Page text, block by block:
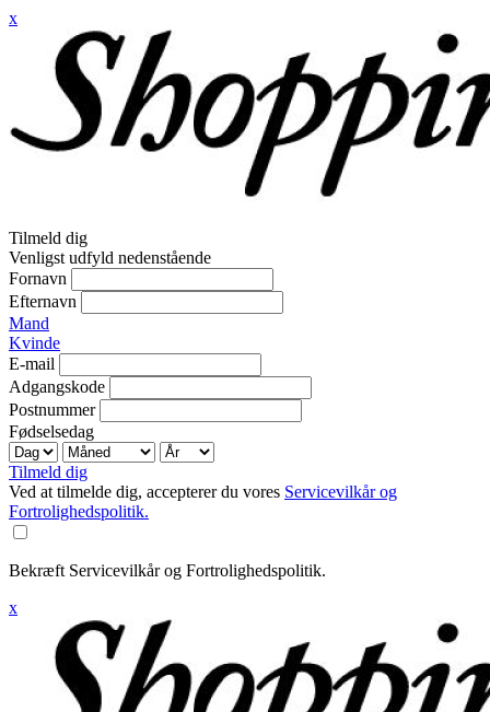
x
Tilmeld dig
Venligst udfyld nedenstående
Fornavn
Efternavn
Mand
Kvinde
E-mail
Adgangskode
Postnummer
Fødselsedag
Tilmeld dig
Ved at tilmelde dig, accepterer du vores Servicevilkår og
Fortrolighedspolitik.
Bekræft Servicevilkår og Fortrolighedspolitik.
x